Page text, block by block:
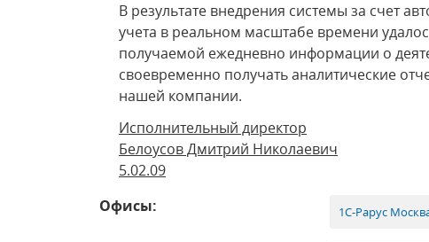
В результате внедрения системы за счет
учета в реальном масштабе времени
получаемой ежедневно информации о
своевременно получать аналитические
нашей компании.
Исполнительный директор
Белоусов Дмитрий Николаевич
5.02.09
Офисы:
1С-Рарус